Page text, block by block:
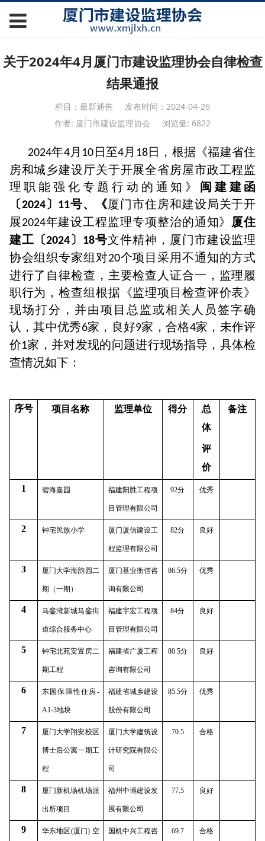
关于2024年4月厦门市建设监理协会自律检查
结果通报
栏目：最新通告
发布时间：2024-04-26
作者: 厦门市建设监理协会
浏览量: 6822
2024年4月 10 日至4 月 18日，根据《福建省住
房和城乡建设厅关于开展全省房屋市政工程监
理职能强化专题行动的通知》 闽建建函
〔2024〕 11号、《厦门市住房和建设局关于开
展2024年建设工程监理专项整治的通知》 厦住
建工〔2024〕 18号文件精神，厦门市建设监理
协会组织专家组对20个项目采用不通知的方式
进行了自律检查，主要检查人证合一，监理履
职行为，检查组根据《监理项目检查评价表》
现场打分，并由项目总监或相关人员签字确
认，其中优秀6家，良好9家，合格4家，未作评
价1家，并对发现的问题进行现场指导，具体检
查情况如下：
序号 项目名称 监理单位 得分
总
体
评
价
备注
1 碧海嘉园 福建阳胜工程项
目管理有限公司
92分 优秀
2 钟宅民族小学 厦门厦信建设工
程监理有限公司
82分 良好
3 厦门大学海韵园二
期（一期）
厦门基业衡信咨
询有限公司
86.5分 优秀
4 马銮湾新城马銮街
道综合服务中心
福建宇宏工程项
目管理有限公司
84分 良好
5 钟宅北苑安置房二
期工程
福建省广厦工程
咨询有限公司
80.5分 良好
6 东园保障性住房-
A1-3地块
福建省城乡建设
股份有限公司
85.5分 优秀
7 厦门大学翔安校区
博士后公寓一期工
程
厦门大学建筑设
计研究院有限公
司
70.5 合格
8 厦门新机场机场派
出所项目
福州中博建设发
展有限公司
77.5 良好
9 华东地区(厦门) 空 国机中兴工程咨 69.7 合格